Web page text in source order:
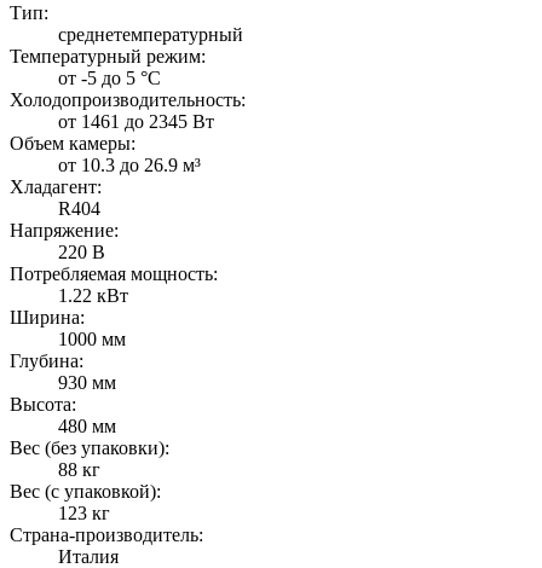
Тип:
среднетемпературный
Температурный режим:
от -5 до 5 °C
Холодопроизводительность:
от 1461 до 2345 Вт
Объем камеры:
от 10.3 до 26.9 м³
Хладагент:
R404
Напряжение:
220 В
Потребляемая мощность:
1.22 кВт
Ширина:
1000 мм
Глубина:
930 мм
Высота:
480 мм
Вес (без упаковки):
88 кг
Вес (с упаковкой):
123 кг
Страна-производитель:
Италия